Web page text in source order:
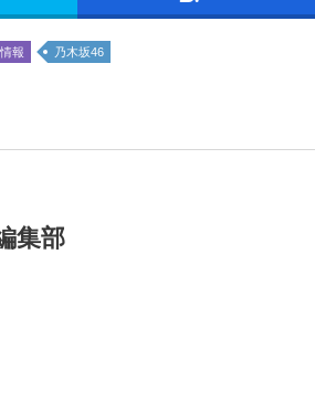
報 乃木坂46
集部